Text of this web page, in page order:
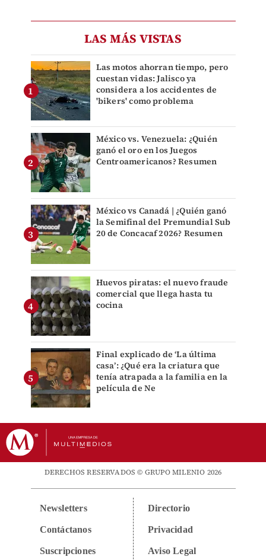
LAS MÁS VISTAS
Las motos ahorran tiempo, pero
cuestan vidas: Jalisco ya
considera a los accidentes de
'bikers' como problema
México vs. Venezuela: ¿Quién
ganó el oro en los Juegos
Centroamericanos? Resumen
México vs Canadá | ¿Quién ganó
la Semifinal del Premundial Sub
20 de Concacaf 2026? Resumen
Huevos piratas: el nuevo fraude
comercial que llega hasta tu
cocina
Final explicado de ‘La última
casa’: ¿Qué era la criatura que
tenía atrapada a la familia en la
película de Ne
DERECHOS RESERVADOS © GRUPO MILENIO 2026
Newsletters
Contáctanos
Suscripciones
Directorio
Privacidad
Aviso Legal